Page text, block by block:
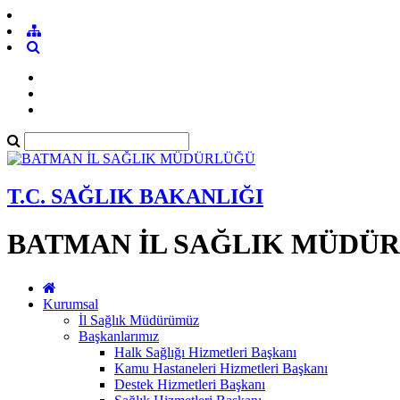
T.C. SAĞLIK BAKANLIĞI
BATMAN İL SAĞLIK
Kurumsal
İl Sağlık Müdürümüz
Başkanlarımız
Halk Sağlığı Hizmetleri Başkanı
Kamu Hastaneleri Hizmetleri Başkanı
Destek Hizmetleri Başkanı